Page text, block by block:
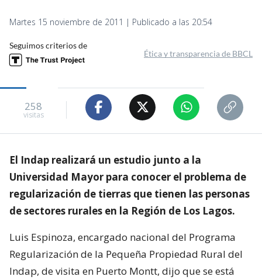
Martes 15 noviembre de 2011 | Publicado a las 20:54
Seguimos criterios de
Ética y transparencia de BBCL
258
visitas
El Indap realizará un estudio junto a la
Universidad Mayor para conocer el problema de
regularización de tierras que tienen las personas
de sectores rurales en la Región de Los Lagos.
Luis Espinoza, encargado nacional del Programa
Regularización de la Pequeña Propiedad Rural del
Indap, de visita en Puerto Montt, dijo que se está